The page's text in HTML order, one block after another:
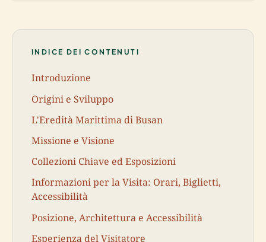
INDICE DEI CONTENUTI
Introduzione
Origini e Sviluppo
L'Eredità Marittima di Busan
Missione e Visione
Collezioni Chiave ed Esposizioni
Informazioni per la Visita: Orari, Biglietti,
Accessibilità
Posizione, Architettura e Accessibilità
Esperienza del Visitatore